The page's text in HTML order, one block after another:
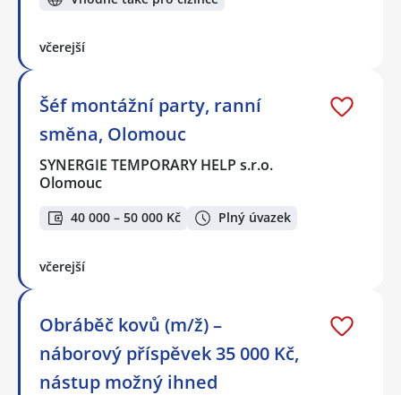
včerejší
Šéf montážní party, ranní
směna, Olomouc
SYNERGIE TEMPORARY HELP s.r.o.
Olomouc
40 000 – 50 000 Kč Plný úvazek
včerejší
Obráběč kovů (m/ž) –
náborový příspěvek 35 000 Kč,
nástup možný ihned